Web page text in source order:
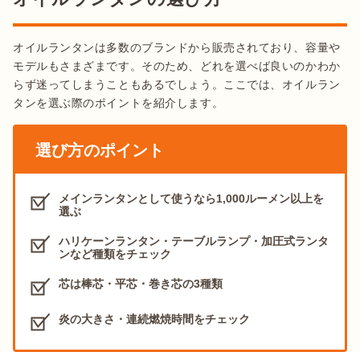
出典：楽天
パラフィンオイルとは、石油を蒸留して取り出される燃料の一
種で、ロウソクが溶けて液状化したものを指します 。揮発性が
低く引火点が高いため、うっかりこぼして火が引火するような
事故が起こりにくい点も魅力のひとつです。臭いや煤もほとん
に入れて持ち運べます。
デメリットとしては、灯油と比べると高価な点が挙げられま
す。灯油に対して10倍程度の金額で販売しており、ランニング
コストが高いです。ただしオイルランタンは大量に燃料を消費
う。
STAR(スター) パラフィンオイル
オイルランタンは多数のブランドから販売されており、容量や
モデルもさまざまです。そのため、どれを選べば良いのかわか
らず迷ってしまうこともあるでしょう。ここでは、オイルラン
タンを選ぶ際のポイントを紹介します。
選び方のポイント
メインランタンとして使うなら1,000ルーメン以上を
選ぶ
ハリケーンランタン・テーブルランプ・加圧式ランタ
ンなど種類をチェック
芯は棒芯・平芯・巻き芯の3種類
炎の大きさ・連続燃焼時間をチェック